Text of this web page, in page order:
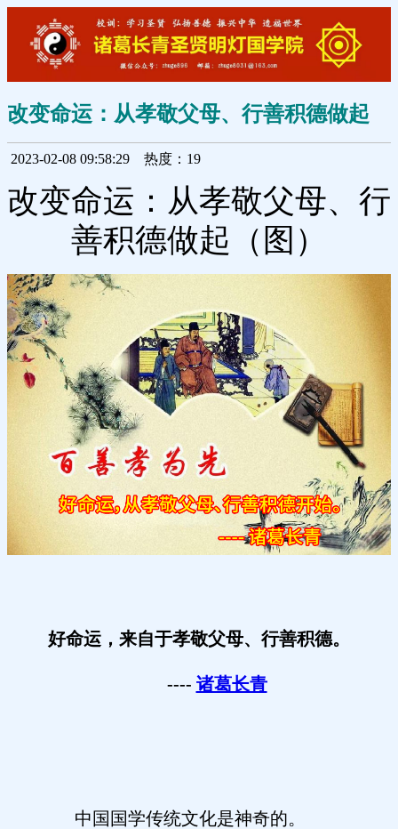
改变命运：从孝敬父母、行善积德做起
2023-02-08 09:58:29 热度：19
改变命运：从孝敬父母、行
善积德做起（图）
好命运，来自于孝敬父母、行善积德。
---- 诸葛长青
中国国学传统文化是神奇的。